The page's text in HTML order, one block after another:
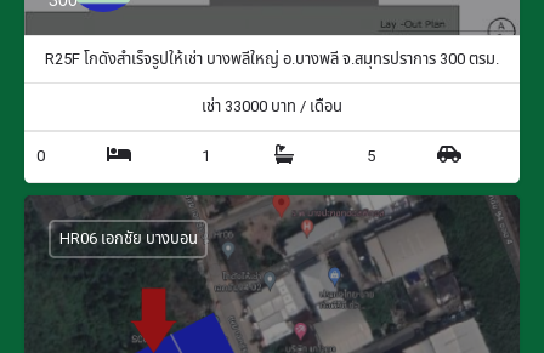
R25F โกดังสำเร็จรูปให้เช่า บางพลีใหญ่ อ.บางพลี จ.สมุทรปราการ 300 ตรม.
เช่า 33000 บาท / เดือน
0 1 5
HR06 เอกชัย บางบอน